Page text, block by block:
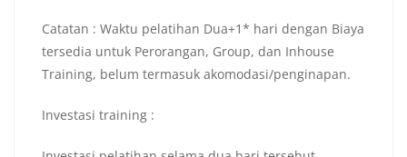
Catatan : Waktu pelatihan Dua+1* hari dengan Biaya
tersedia untuk Perorangan, Group, dan Inhouse
Training, belum termasuk akomodasi/penginapan.
Investasi training :